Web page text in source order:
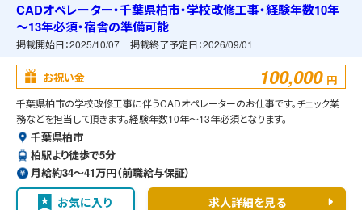
CADオペレーター・千葉県柏市・学校改修工事・経験年数10年
～13年必須・宿舎の準備可能
掲載開始日：2025/10/07 掲載終了予定日：2026/09/01
お祝い金 100,000 円
千葉県柏市の学校改修工事に伴うCADオペレーターのお仕事です。チェック業
務などを担当して頂きます。経験年数10年～13年必須となります。
千葉県柏市
柏駅より徒歩で5分
月給約34〜41万円（前職給与保証）
お気に入り 求人詳細を見る